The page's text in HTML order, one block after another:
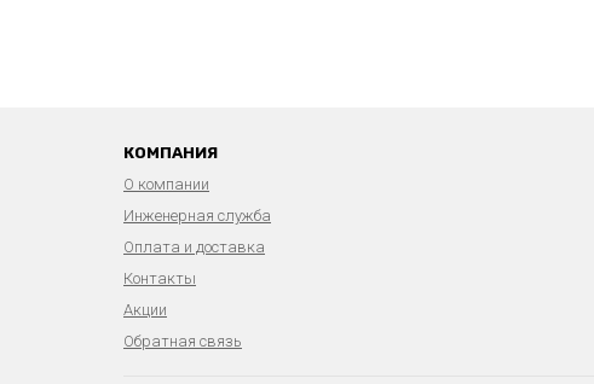
КОМПАНИЯ
О компании
Инженерная служба
Оплата и доставка
Контакты
Акции
Обратная связь